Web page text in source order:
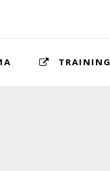
TRAINING